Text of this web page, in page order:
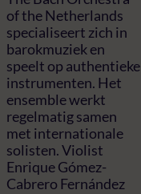
of the Netherlands
specialiseert zich in
barokmuziek en
speelt op authentieke
instrumenten. Het
ensemble werkt
regelmatig samen
met internationale
solisten. Violist
Enrique Gómez-
Cabrero Fernández